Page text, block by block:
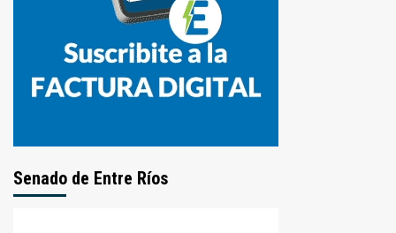
Senado de Entre Ríos